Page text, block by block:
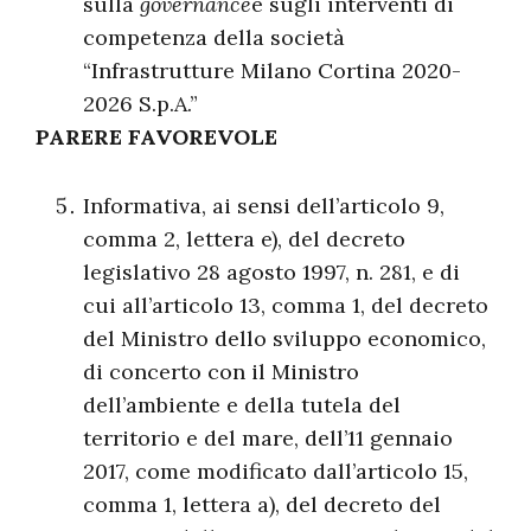
competenza della società
“Infrastrutture Milano Cortina 2020-
2026 S.p.A.”
PARERE FAVOREVOLE
Informativa, ai sensi dell’articolo 9,
comma 2, lettera e), del decreto
legislativo 28 agosto 1997, n. 281, e di
cui all’articolo 13, comma 1, del decreto
del Ministro dello sviluppo economico,
di concerto con il Ministro
dell’ambiente e della tutela del
territorio e del mare, dell’11 gennaio
2017, come modificato dall’articolo 15,
comma 1, lettera a), del decreto del